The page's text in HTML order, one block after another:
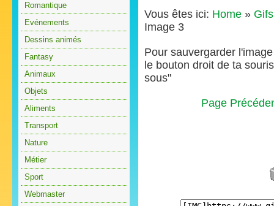
Romantique
Evénements
Dessins animés
Fantasy
Animaux
Objets
Aliments
Transport
Nature
Métier
Sport
Webmaster
Vous êtes ici: Home »
Image 3
Pour sauvergarder
le bouton droit de ta
sous"
Page